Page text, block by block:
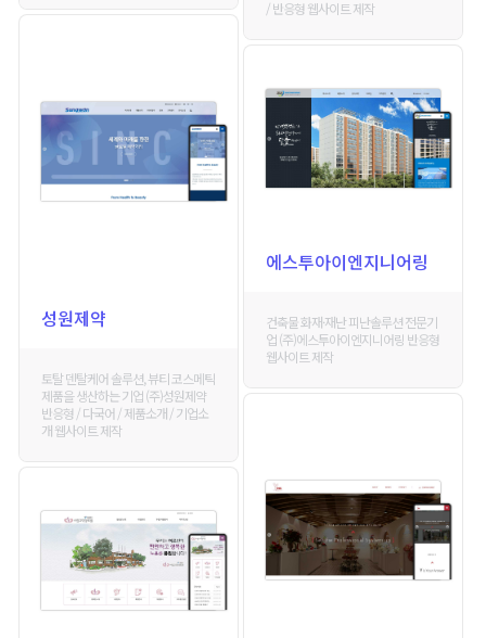
/ 반응형 웹사이트 제작
성원제약
토탈 덴탈케어 솔루션, 뷰티 코스메틱
제품을 생산하는 기업 (주)성원제약
반응형 / 다국어 / 제품소개 / 기업소
개 웹사이트 제작
에스투아이엔지니어링
건축물 화재·재난 피난솔루션 전문기
업 (주)에스투아이엔지니어링 반응형
웹사이트 제작